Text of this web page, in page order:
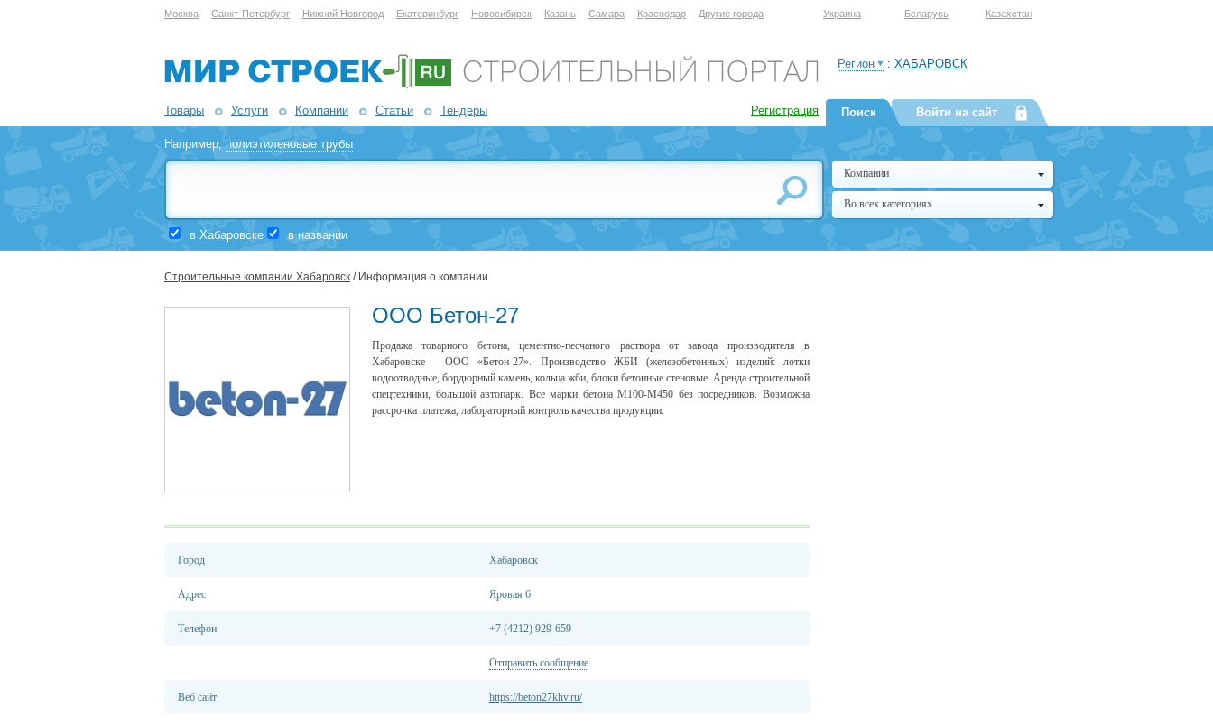
Москва Санкт-Петербург Нижний Новгород Екатеринбург Новосибирск Казань Самара Краснодар Другие города Украина Беларусь Казахстан
Товары Услуги Компании Статьи Тендеры Регистрация
Регион : ХАБАРОВСК
Например,полиэтиленовые трубы
в Хабаровске в названии
Поиск Войти на сайт
Компании
Во всех категориях
Строительные компании Хабаровск / Информация о компании
ООО Бетон-27
Продажа товарного бетона, цементно-песчаного раствора от завода производителя в
Хабаровске - ООО «Бетон-27». Производство ЖБИ (железобетонных) изделий: лотки
водоотводные, бордюрный камень, кольца жби, блоки бетонные стеновые. Аренда строительной
спецтехники, большой автопарк. Все марки бетона М100-М450 без посредников. Возможна
рассрочка платежа, лабораторный контроль качества продукции.
Город Хабаровск
Адрес Яровая 6
Телефон +7 (4212) 929-659
Отправить сообщение
Веб сайт https://beton27khv.ru/